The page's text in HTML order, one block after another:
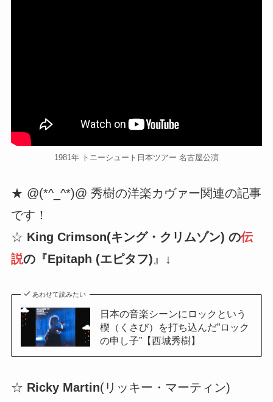
1981年 トニーシュート日本ツアー 名古屋公演
★ @(*^_^*)@ 秀樹の洋楽カヴァー関連の記事
です！
☆ King Crimson(キング・クリムゾン) の伝
説の『Epitaph (エピタフ) 』↓
あわせて読みたい
日本の音楽シーンにロックという
楔（くさび）を打ち込んだ”ロック
の申し子”【西城秀樹】
☆ Ricky Martin(リッキー・マーティン)